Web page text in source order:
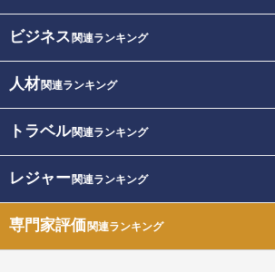
ビジネス 関連ランキング
人材関連ランキング
トラベル関連ランキング
レジャー関連ランキング
専門家評価関連ランキング